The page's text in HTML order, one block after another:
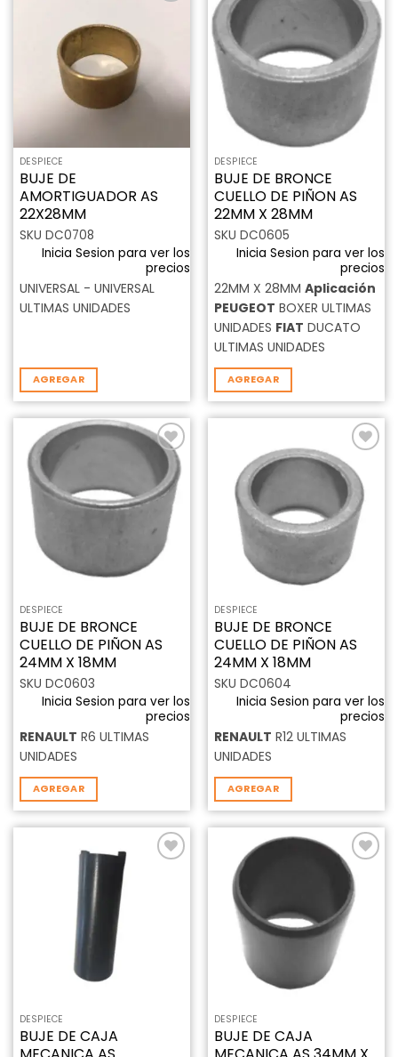
DESPIECE
BUJE DE
AMORTIGUADOR AS
22X28MM
SKU DC0708
Inicia Sesion para ver los
precios
UNIVERSAL - UNIVERSAL
ULTIMAS UNIDADES
AGREGAR
Añadir
a la
lista de
deseos
DESPIECE
BUJE DE BRONCE
CUELLO DE PIÑON AS
22MM X 28MM
SKU DC0605
Inicia Sesion para ver los
precios
22MM X 28MM Aplicación
PEUGEOT BOXER ULTIMAS
UNIDADES FIAT DUCATO
ULTIMAS UNIDADES
AGREGAR
Añadir
a la
lista de
deseos
DESPIECE
BUJE DE BRONCE
CUELLO DE PIÑON AS
24MM X 18MM
SKU DC0603
Inicia Sesion para ver los
precios
RENAULT R6 ULTIMAS
UNIDADES
AGREGAR
Añadir
a la
lista de
deseos
DESPIECE
BUJE DE BRONCE
CUELLO DE PIÑON AS
24MM X 18MM
SKU DC0604
Inicia Sesion para ver los
precios
RENAULT R12 ULTIMAS
UNIDADES
AGREGAR
DESPIECE
BUJE DE CAJA
Añadir
a la
lista de
deseos
DESPIECE
BUJE DE CAJA